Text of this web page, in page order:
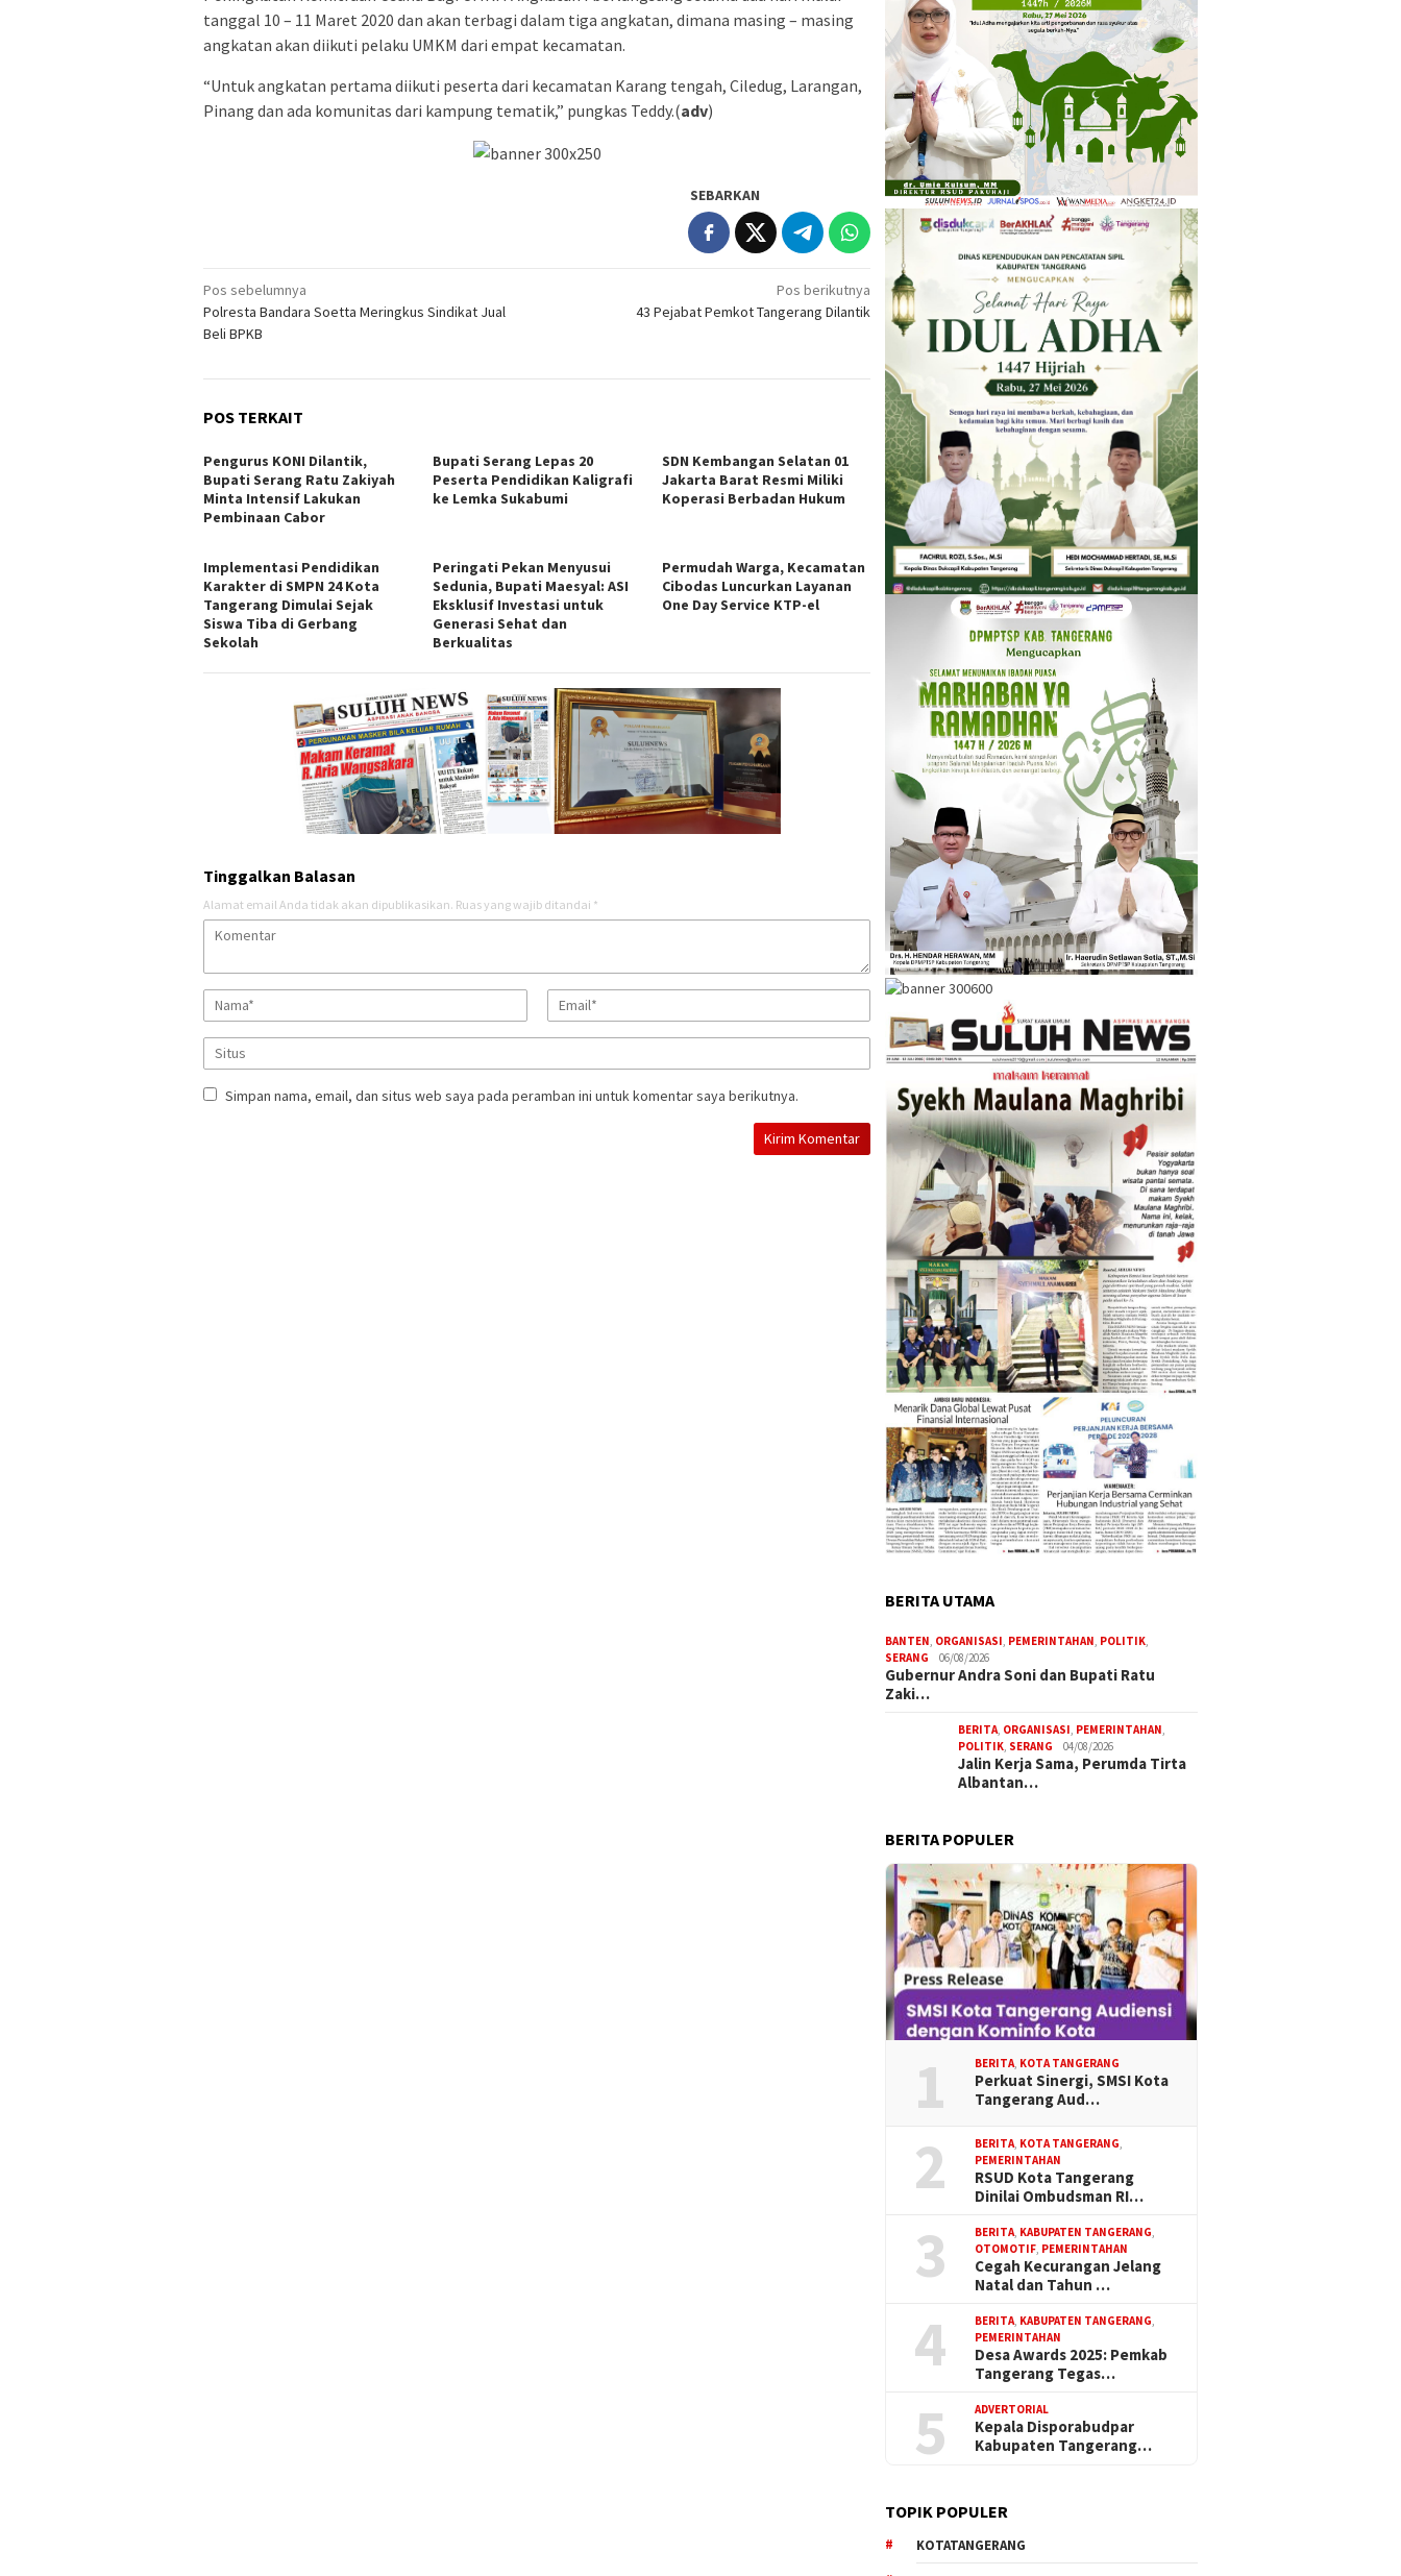
tanggal 10 – 11 Maret 2020 dan akan terbagi dalam tiga angkatan, dimana masing – masing
angkatan akan diikuti pelaku UMKM dari empat kecamatan.
“Untuk angkatan pertama diikuti peserta dari kecamatan Karang tengah, Ciledug, Larangan,
Pinang dan ada komunitas dari kampung tematik,” pungkas Teddy.(adv)
SEBARKAN
Navigasi
pos
Pos sebelumnya
Polresta Bandara Soetta Meringkus Sindikat Jual
Beli BPKB
Pos berikutnya
43 Pejabat Pemkot Tangerang Dilantik
POS TERKAIT
Pengurus KONI Dilantik,
Bupati Serang Ratu Zakiyah
Minta Intensif Lakukan
Pembinaan Cabor
Bupati Serang Lepas 20
Peserta Pendidikan Kaligrafi
ke Lemka Sukabumi
SDN Kembangan Selatan 01
Jakarta Barat Resmi Miliki
Koperasi Berbadan Hukum
Implementasi Pendidikan
Karakter di SMPN 24 Kota
Tangerang Dimulai Sejak
Siswa Tiba di Gerbang
Sekolah
Peringati Pekan Menyusui
Sedunia, Bupati Maesyal: ASI
Eksklusif Investasi untuk
Generasi Sehat dan
Berkualitas
Permudah Warga, Kecamatan
Cibodas Luncurkan Layanan
One Day Service KTP-el
Tinggalkan Balasan
Alamat email Anda tidak akan dipublikasikan. Ruas yang wajib ditandai *
Simpan nama, email, dan situs web saya pada peramban ini untuk komentar saya berikutnya.
BERITA UTAMA
BANTEN ORGANISASI PEMERINTAHAN POLITIK
SERANG
06/08/2026
Gubernur Andra Soni dan Bupati Ratu
Zaki…
BERITA ORGANISASI PEMERINTAHAN
POLITIK SERANG 04/08/2026
Jalin Kerja Sama, Perumda Tirta
Albantan…
BERITA POPULER
1 BERITA, KOTA TANGERANG
Perkuat Sinergi, SMSI Kota
Tangerang Aud…
2 BERITA, KOTA TANGERANG,
PEMERINTAHAN
RSUD Kota Tangerang
Dinilai Ombudsman RI…
3 BERITA, KABUPATEN TANGERANG,
OTOMOTIF, PEMERINTAHAN
Cegah Kecurangan Jelang
Natal dan Tahun …
4 BERITA, KABUPATEN TANGERANG,
PEMERINTAHAN
Desa Awards 2025: Pemkab
Tangerang Tegas…
5 ADVERTORIAL
Kepala Disporabudpar
Kabupaten Tangerang…
TOPIK POPULER
KOTATANGERANG